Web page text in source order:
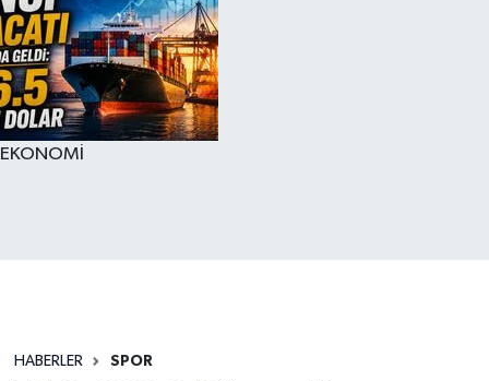
EKONOMİ
HABERLER SPOR